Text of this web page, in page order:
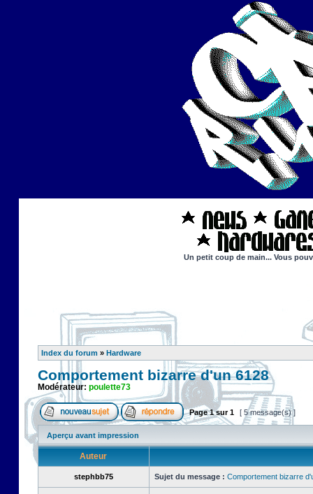
Un petit coup de main... Vous
Index du forum » Hardware
Comportement bizarre d'un 6128
Modérateur: poulette73
Page1sur1 [ 5 message(s) ]
Aperçu avant impression
Auteur
stephbb75 Sujet du message : Comportement bizarre